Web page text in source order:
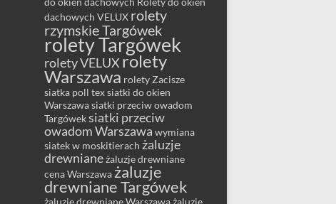
dachowych VELUX rolety
rzymskie Targówek
rolety Targówek
rolety VELUX rolety
Warszawa rolety Zacisze
siatka poll tex siatki do okien
Warszawa siatki przeciw owadom
Targówek siatki przeciw
owadom Warszawa wymiana
siatek w moskitierach żaluzje
drewniane żaluzje drewniane
cena Warszawa żaluzje
drewniane Targówek
żaluzje drewniane Warszawa żaluzje